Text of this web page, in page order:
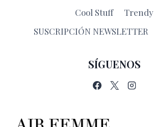
Cool Stuff
Trendy
SUSCRIPCIÓN NEWSLETTER
SÍGUENOS